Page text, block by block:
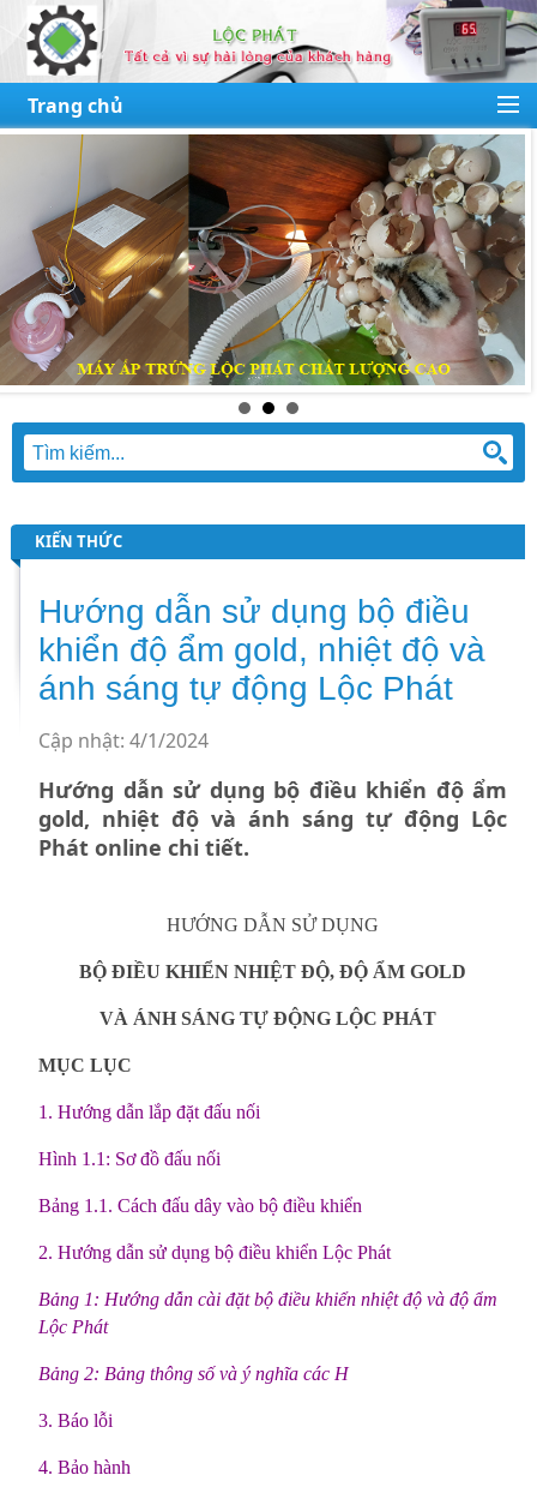
Trang chủ
KIẾN THỨC
Hướng dẫn sử dụng bộ điều
khiển độ ẩm gold, nhiệt độ và
ánh sáng tự động Lộc Phát
Cập nhật: 4/1/2024
Hướng dẫn sử dụng bộ điều khiển độ ẩm
gold, nhiệt độ và ánh sáng tự động Lộc
Phát online chi tiết.
HƯỚNG DẪN SỬ DỤNG
BỘ ĐIỀU KHIỂN NHIỆT ĐỘ, ĐỘ ẨM GOLD
VÀ ÁNH SÁNG TỰ ĐỘNG LỘC PHÁT
MỤC LỤC
1. Hướng dẫn lắp đặt đấu nối
Hình 1.1: Sơ đồ đấu nối
Bảng 1.1. Cách đấu dây vào bộ điều khiển
2. Hướng dẫn sử dụng bộ điều khiển Lộc Phát
Bảng 1: Hướng dẫn cài đặt bộ điều khiển nhiệt độ và độ ẩm
Lộc Phát
Bảng 2: Bảng thông số và ý nghĩa các H
3. Báo lỗi
4. Bảo hành